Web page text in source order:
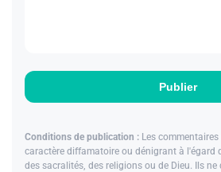
Publier
Conditions de publication : Les
caractère diffamatoire ou dénigrant à l'égard
des sacralités, des religions ou de Dieu. Ils